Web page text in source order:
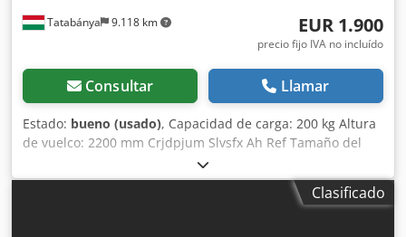
Tatabánya 9.118 km EUR 1.900
precio fijo IVA no incluído
Consultar Llamar
Estado: bueno (usado), Capacidad de carga: 200 kg Altura
de vuelco: 2200 mm Crjdpjum Slvsfx Ah Ref Tamaño del
contenedor: 800x600x550 mm
Clasificado